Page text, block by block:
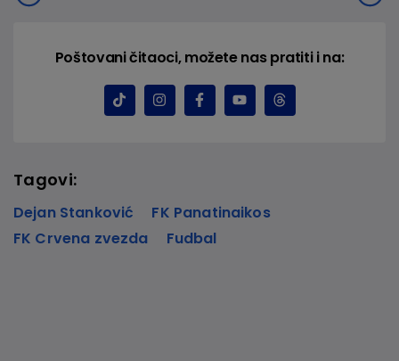
Poštovani čitaoci, možete nas pratiti i na:
Tagovi:
Dejan Stanković
FK Panatinaikos
FK Crvena zvezda
Fudbal